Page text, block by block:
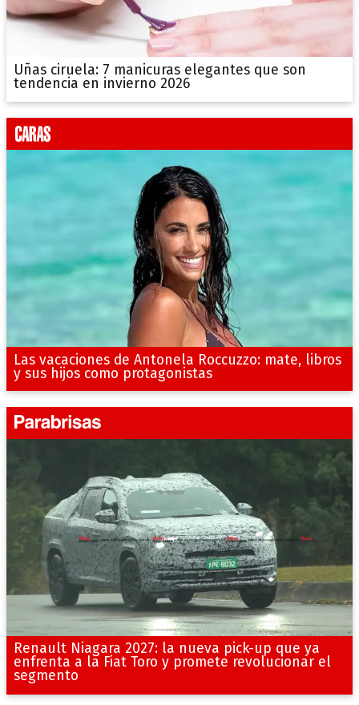
Uñas ciruela: 7 manicuras elegantes que son
tendencia en invierno 2026
Las vacaciones de Antonela Roccuzzo: mate, libros
y sus hijos como protagonistas
Renault Niagara 2027: la nueva pick-up que ya
enfrenta a la Fiat Toro y promete revolucionar el
segmento